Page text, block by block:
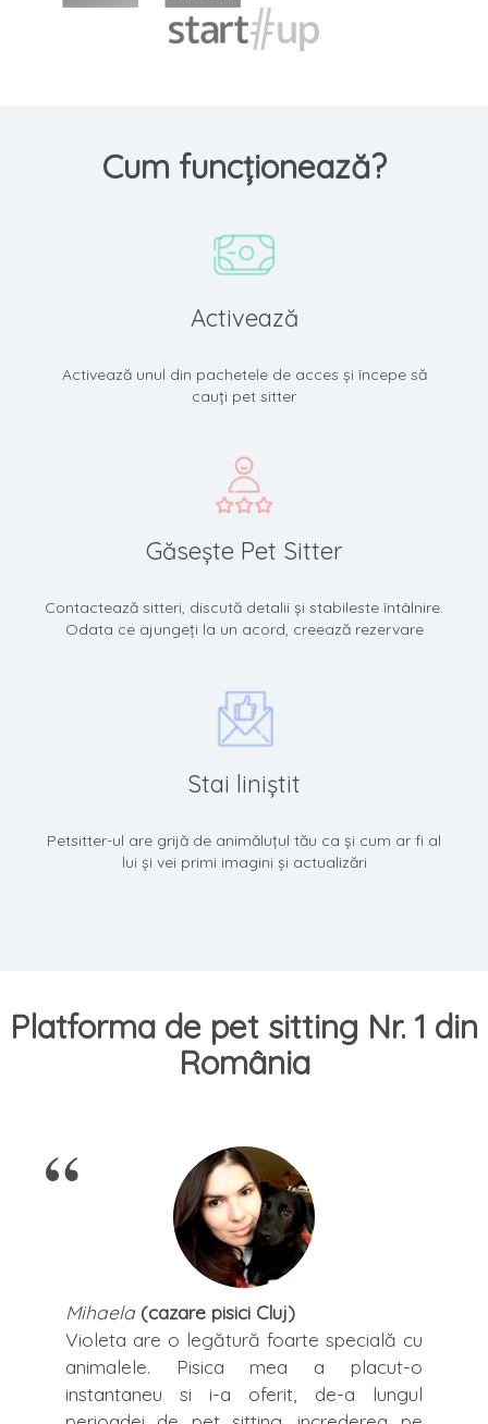
Cum funcționează?
Activează
Activează unul din pachetele de acces și începe să
cauți pet sitter
Găseşte Pet Sitter
Contactează sitteri, discută detalii și stabileste întâlnire.
Odata ce ajungeți la un acord, creează rezervare
Stai liniștit
Petsitter-ul are grijă de animăluțul tău ca și cum ar fi al
lui și vei primi imagini și actualizări
Platforma de pet sitting Nr. 1 din
România
Mihaela (cazare pisici Cluj)
Violeta are o legătură foarte specială cu
animalele. Pisica mea a placut-o
instantaneu si i-a oferit, de-a lungul